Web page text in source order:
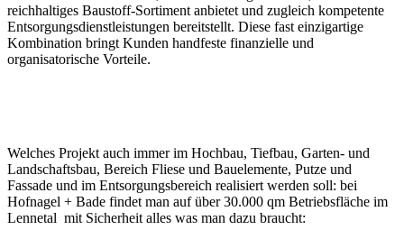
reichhaltiges Baustoff-Sortiment anbietet und zugleich kompetente
Entsorgungsdienstleistungen bereitstellt. Diese fast einzigartige
Kombination bringt Kunden handfeste finanzielle und
organisatorische Vorteile.
Welches Projekt auch immer im Hochbau, Tiefbau, Garten- und
Landschaftsbau, Bereich Fliese und Bauelemente, Putze und
Fassade und im Entsorgungsbereich realisiert werden soll: bei
Hofnagel + Bade findet man auf über 30.000 qm Betriebsfläche im
Lennetal mit Sicherheit alles was man dazu braucht: